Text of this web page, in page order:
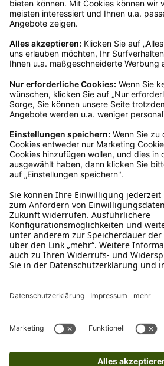
Kundenservice
Mo – Fr 9 – 17 Uhr, Sa 9 – 13 Uhr
Ruf uns an
04942-60 64 080
Schreibe uns
verkauf@schecker.de
WhatsApp Support
+49 1520 8997191
Tritt unserem Newsletter bei
Barrierefreiheitserklärung Impressum